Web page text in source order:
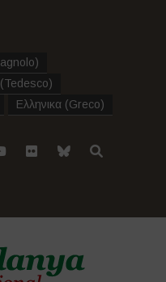
)
(Tedesco)
Ελληνικα (Greco)